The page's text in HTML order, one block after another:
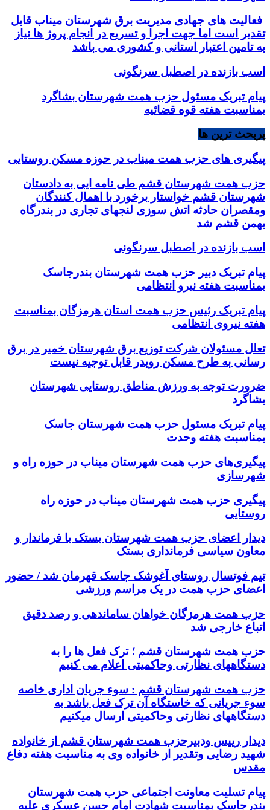
فعالیت های جهادی مدیریت برق شهرستان میناب قابل
تقدیر است اما جهت اجرا و تسریع در انجام پروژ ها نیاز
به تامین اعتبار استانی و کشوری می باشد
اسب بازنده در اصطبل سرنگونی
پیام تبریک مسئول حزب همت شهرستان بشاگرد
بمناسبت هفته قوه قضائیه
پربحث ترین ها
پیگیری های حزب همت میناب در حوزه مسکن روستایی
حزب همت شهرستان قشم طی نامه ایی به دادستان
شهرستان قشم خواستار برخورد با اهمال کنندگان
ومقصران حادثه اتش سوزی لنجهای تجاری در بندرگاه
بهمن قشم شد
اسب بازنده در اصطبل سرنگونی
پیام تبریک دبیر حزب همت شهرستان بندرجاسک
بمناسبت هفته نیرو انتظامی
پیام تبریک رئیس حزب همت استان هرمزگان بمناسبت
هفته نیروی انتظامی
تعلل مسئولان شرکت توزیع برق شهرستان خمیر در برق
رسانی به طرح مسکن رویدر قابل توجیه نیست
ضرورت توجه به ورزش مناطق روستایی شهرستان
بشاگرد
پیام تبریک مسئول حزب همت شهرستان جاسک
بمناسبت هفته وحدت
پیگیری‌های حزب همت شهرستان میناب در حوزه راه و
شهرسازی
پیگیری حزب همت شهرستان میناب در حوزه راه
روستایی
دیدار اعضای حزب همت شهرستان بستک با فرماندار و
معاون سیاسی فرمانداری بستک
تیم فوتسال روستای آغوشک جاسک قهرمان شد / حضور
اعضای حزب همت در یک مراسم ورزشی
حزب همت هرمزگان خواهان ساماندهی و رصد دقیق
اتباع خارجی شد
حزب همت شهرستان قشم ؛ ترک فعل ها را به
دستگاههای نظارتی وحاکمیتی اعلام می کنیم
حزب همت شهرستان قشم : سوء جریان اداری خاصه
سوء جریانی که خاستگاه آن ترک فعل باشد به
دستگاههای نظارتی وحاکمیتی ارسال میکنیم
دیدار رییس ودبیرحزب همت شهرستان قشم از خانواده
شهید رضایی وتقدیر از خانواده وی به مناسبت هفته دفاع
مقدس
پیام تسلیت معاونت اجتماعی حزب همت شهرستان
بندرجاسک بمناسبت شهادت امام حسن عسکری علیه